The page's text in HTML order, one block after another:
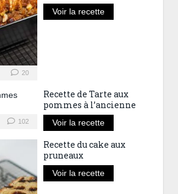
20
Voir la recette
102
Recette de Tarte aux
pommes à l’ancienne
Voir la recette
Recette du cake aux
pruneaux
Voir la recette